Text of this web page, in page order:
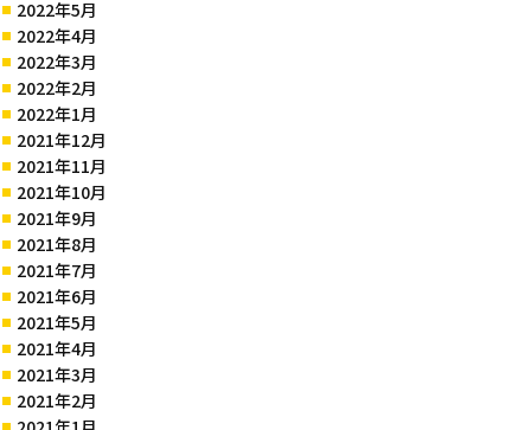
2022年5月
2022年4月
2022年3月
2022年2月
2022年1月
2021年12月
2021年11月
2021年10月
2021年9月
2021年8月
2021年7月
2021年6月
2021年5月
2021年4月
2021年3月
2021年2月